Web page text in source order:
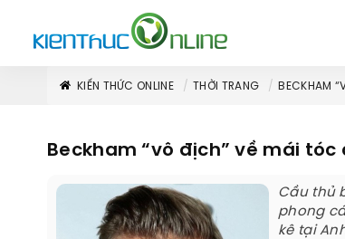
KIẾN THỨC ONLINE THỜI TRANG BECKHAM
Beckham “vô địch” về mái tóc
Cầu thủ
phong
kê tại